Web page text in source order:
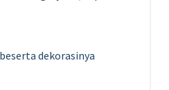
dekorasinya